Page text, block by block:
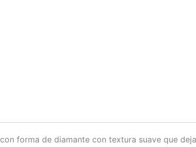
con forma de diamante con textura suave que